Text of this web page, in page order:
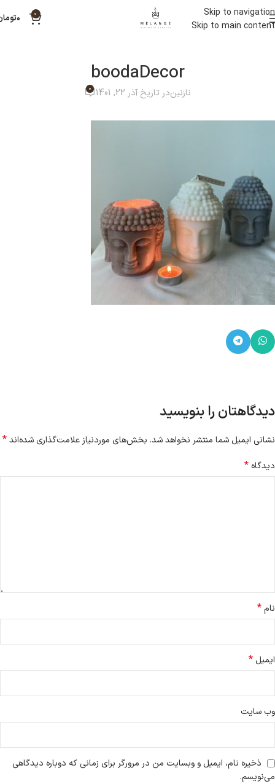
Skip to navigation
Skip to main content
0 ۰
boodaDecor
نازنیندر تاریخ آذر 22, 1401 0
دیدگاهتان را بنویسید
نشانی ایمیل شما منتشر نخواهد شد. بخش‌های موردنیاز علامت‌گذاری شده‌اند*
دیدگاه *
نام*
ایمیل *
وب‌ سایت
ذخیره نام، ایمیل و وبسایت من در مرورگر برای زمانی که دوباره دیدگاهی
می‌نویسم.